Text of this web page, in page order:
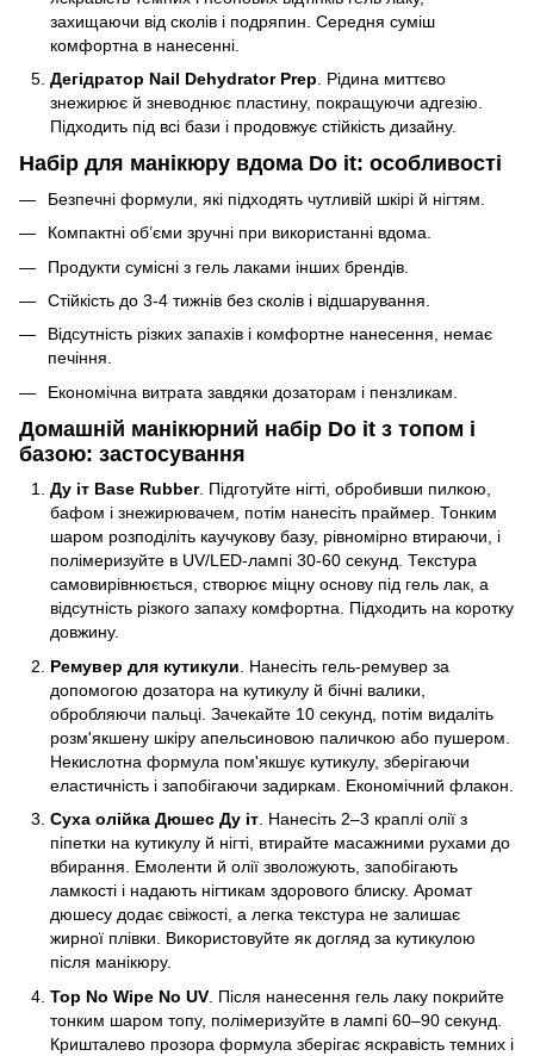
захищаючи від сколів і подряпин. Середня суміш
комфортна в нанесенні.
Дегідратор Nail Dehydrator Prep. Рідина миттєво
знежирює й зневоднює пластину, покращуючи адгезію.
Підходить під всі бази і продовжує стійкість дизайну.
Набір для манікюру вдома Do it: особливості
Безпечні формули, які підходять чутливій шкірі й нігтям.
Компактні об’єми зручні при використанні вдома.
Продукти сумісні з гель лаками інших брендів.
Стійкість до 3-4 тижнів без сколів і відшарування.
Відсутність різких запахів і комфортне нанесення, немає
печіння.
Економічна витрата завдяки дозаторам і пензликам.
Домашній манікюрний набір Do it з топом і
базою: застосування
Ду іт Base Rubber. Підготуйте нігті, обробивши пилкою,
бафом і знежирювачем, потім нанесіть праймер. Тонким
шаром розподіліть каучукову базу, рівномірно втираючи, і
полімеризуйте в UV/LED-лампі 30-60 секунд. Текстура
самовирівнюється, створює міцну основу під гель лак, а
відсутність різкого запаху комфортна. Підходить на коротку
довжину.
Ремувер для кутикули . Нанесіть гель-ремувер за
допомогою дозатора на кутикулу й бічні валики,
обробляючи пальці. Зачекайте 10 секунд, потім видаліть
розм'якшену шкіру апельсиновою паличкою або пушером.
Некислотна формула пом'якшує кутикулу, зберігаючи
еластичність і запобігаючи задиркам. Економічний флакон.
Суха олійка Дюшес Ду іт . Нанесіть 2–3 краплі олії з
піпетки на кутикулу й нігті, втирайте масажними рухами до
вбирання. Емоленти й олії зволожують, запобігають
ламкості і надають нігтикам здорового блиску. Аромат
дюшесу додає свіжості, а легка текстура не залишає
жирної плівки. Використовуйте як догляд за кутикулою
після манікюру.
Top No Wipe No UV . Після нанесення гель лаку покрийте
тонким шаром топу, полімеризуйте в лампі 60–90 секунд.
Кришталево прозора формула зберігає яскравість темних і